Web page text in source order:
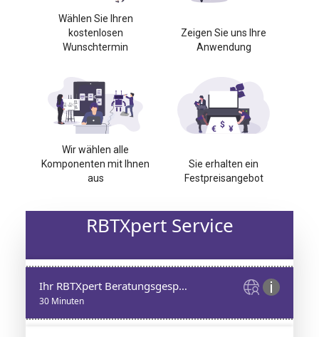
Wählen Sie Ihren
kostenlosen
Wunschtermin
Zeigen Sie uns Ihre
Anwendung
Wir wählen alle
Komponenten mit Ihnen
aus
Sie erhalten ein
Festpreisangebot